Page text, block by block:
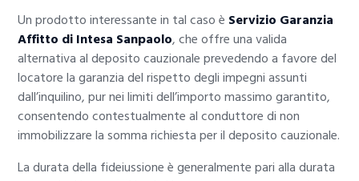
Un prodotto interessante in tal caso è Servizio Garanzia
Affitto di Intesa Sanpaolo, che offre una valida
alternativa al deposito cauzionale prevedendo a favore del
locatore la garanzia del rispetto degli impegni assunti
dall’inquilino, pur nei limiti dell’importo massimo garantito,
consentendo contestualmente al conduttore di non
immobilizzare la somma richiesta per il deposito cauzionale.
La durata della fideiussione è generalmente pari alla durata